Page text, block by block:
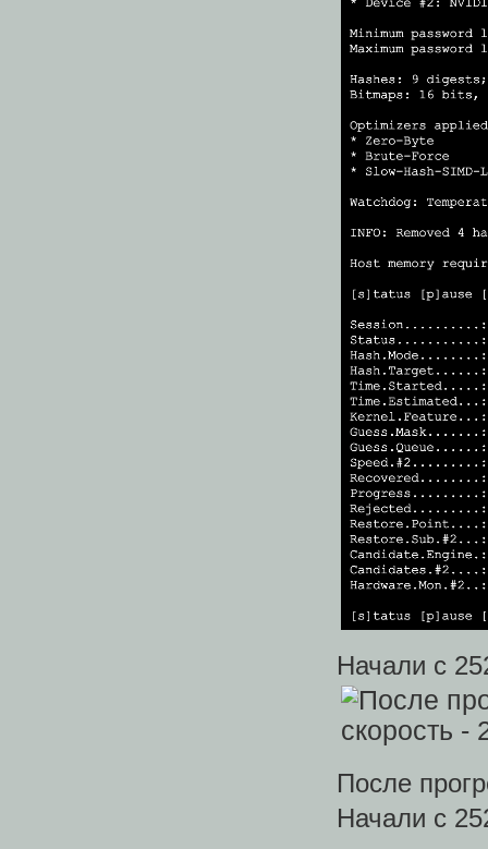
Начали с
После
Начали с